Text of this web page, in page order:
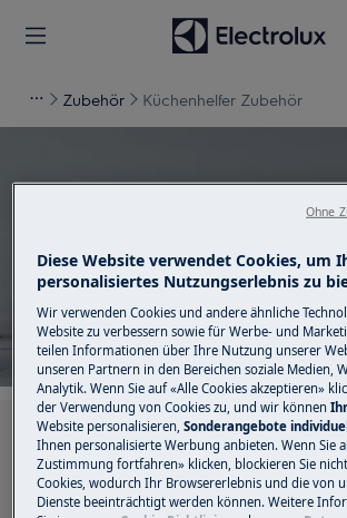
Zubehör Küchenhelfer Zubehör
Unterstützung für
Küchenhelfer
Suchen Sie in unseren
Diese Website verwendet Cookies, um
personalisiertes Nutzungserlebnis zu
Wir verwenden Cookies und andere ähnliche
Website zu verbessern sowie für Werbe- und
teilen Informationen über Ihre Nutzung unserer
unseren Partnern in den Bereichen soziale Medien,
Analytik. Wenn Sie auf «Alle Cookies akzeptieren»
der Verwendung von Cookies zu, und wir können
Website personalisieren,Sonderangebote
Ihnen personalisierte Werbung anbieten. Wenn Sie
Zustimmung fortfahren» klicken, blockieren Sie
Cookies, wodurch Ihr Browsererlebnis und die von
Dienste beeinträchtigt werden können. Weitere
Ohne